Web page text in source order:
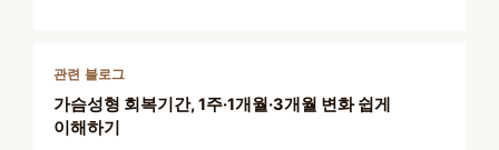
관련 블로그
가슴성형 회복기간, 1주·1개월·3개월 변화 쉽게
이해하기